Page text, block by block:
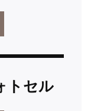
トセル